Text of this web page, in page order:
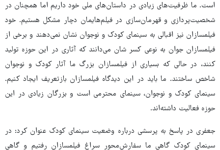
است.‌ ما ظرفیت‌های زیادی در داستان‌های ملی خود داریم‌ اما همچنان در
شخصیت‌پردازی و قهرمان‌سازی در فیلم‌هایمان دچار مشکل هستیم. خود
فیلمسازان نیز اقبالی به سینمای کودک و نوجوان نشان‌ نمی‌دهند و برخی از
فیلمسازان جوان به نوعی کسر شان می‌دانند که آثاری در این حوزه تولید
کنند، در حالی که بسیاری از فیلمسازان بزرگ ما آثار کودک و نوجوان
شاخص ساختند. ما باید در این دیدگاه فیلمسازان بازتعریف ایجاد کنیم.
سینمای کودک و نوجوان، سینمای محترمی است و بزرگان زیادی در این
حوزه فعالیت داشته‌اند.
جعفری در پاسخ به پرسشی درباره وضعیت سینمای کودک عنوان کرد: در
سینمای کودک گاهی ما سفارش‌محور سراغ فیلمسازان رفتیم و گاهی